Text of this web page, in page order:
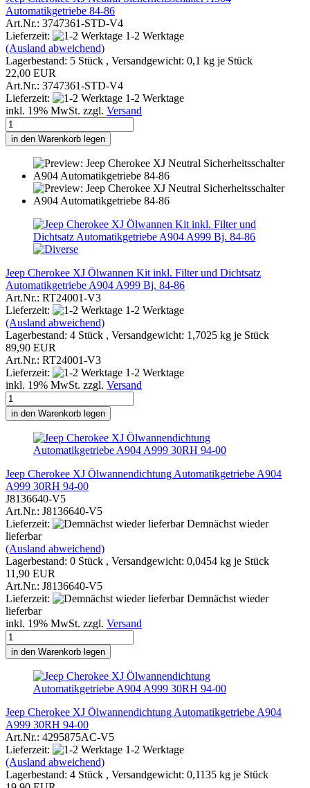
Automatikgetriebe 84-86
Art.Nr.: 3747361-STD-V4
Lieferzeit:
1-2 Werktage
(Ausland abweichend)
Lagerbestand: 5 Stück , Versandgewicht: 0,1 kg je Stück
22,00 EUR
Art.Nr.: 3747361-STD-V4
Lieferzeit:
1-2 Werktage
inkl. 19% MwSt. zzgl. Versand
in den Warenkorb legen
Jeep Cherokee XJ Ölwannen Kit inkl. Filter und Dichtsatz
Automatikgetriebe A904 A999 Bj. 84-86
Art.Nr.: RT24001-V3
Lieferzeit:
1-2 Werktage
(Ausland abweichend)
Lagerbestand: 4 Stück , Versandgewicht: 1,7025 kg je Stück
89,90 EUR
Art.Nr.: RT24001-V3
Lieferzeit:
1-2 Werktage
inkl. 19% MwSt. zzgl. Versand
in den Warenkorb legen
Jeep Cherokee XJ Ölwannendichtung Automatikgetriebe A904
A999 30RH 94-00
J8136640-V5
Art.Nr.: J8136640-V5
Lieferzeit:
Demnächst wieder
lieferbar
(Ausland abweichend)
Lagerbestand: 0 Stück , Versandgewicht: 0,0454 kg je Stück
11,90 EUR
Art.Nr.: J8136640-V5
Lieferzeit:
Demnächst wieder
lieferbar
inkl. 19% MwSt. zzgl. Versand
in den Warenkorb legen
Jeep Cherokee XJ Ölwannendichtung Automatikgetriebe A904
A999 30RH 94-00
Art.Nr.: 4295875AC-V5
Lieferzeit:
1-2 Werktage
(Ausland abweichend)
Lagerbestand: 4 Stück , Versandgewicht: 0,1135 kg je Stück